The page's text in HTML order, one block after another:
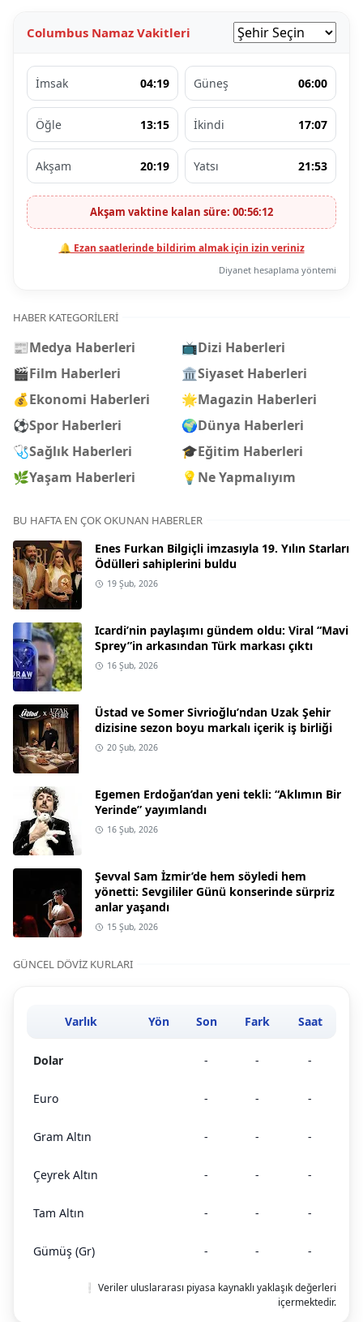
Columbus Namaz Vakitleri
İmsak 04:19 Güneş 06:00
Öğle 13:15 İkindi 17:07
Akşam 20:19 Yatsı 21:53
Akşam vaktine kalan süre: 00:56:11
🔔 Ezan saatlerinde bildirim almak için izin veriniz
Diyanet hesaplama yöntemi
HABER KATEGORILERI
📰Medya Haberleri 📺Dizi Haberleri
🎬Film Haberleri 🏛️Siyaset Haberleri
💰Ekonomi Haberleri 🌟Magazin Haberleri
⚽Spor Haberleri 🌍Dünya Haberleri
🩺Sağlık Haberleri 🎓Eğitim Haberleri
🌿Yaşam Haberleri 💡 Ne Yapmalıyım
BU HAFTA EN ÇOK OKUNAN HABERLER
Enes Furkan Bilgiçli imzasıyla 19. Yılın Starları
Ödülleri sahiplerini buldu
19 Şub, 2026
Icardi’nin paylaşımı gündem oldu: Viral “Mavi
Sprey”in arkasından Türk markası çıktı
16 Şub, 2026
Üstad ve Somer Sivrioğlu’ndan Uzak Şehir
dizisine sezon boyu markalı içerik iş birliği
20 Şub, 2026
Egemen Erdoğan’dan yeni tekli: “Aklımın Bir
Yerinde” yayımlandı
16 Şub, 2026
Şevval Sam İzmir’de hem söyledi hem
yönetti: Sevgililer Günü konserinde sürpriz
anlar yaşandı
15 Şub, 2026
GÜNCEL DÖVIZ KURLARI
Varlık Yön Son Fark Saat
Dolar - - -
Euro - - -
Gram Altın - - -
Çeyrek Altın - - -
Tam Altın - - -
Gümüş (Gr) - - -
❕ Veriler uluslararası piyasa kaynaklı yaklaşık değerleri
içermektedir.